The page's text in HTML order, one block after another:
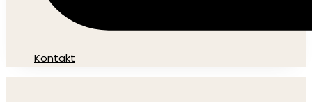
Kontakt